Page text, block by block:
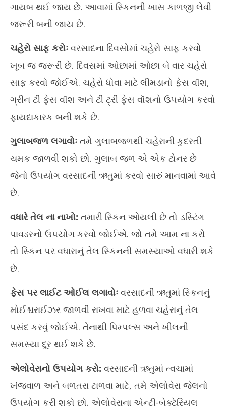
રાજ
10,
2024
ગાયબ થઈ જાય છે. આવામાં સ્કિનની ખાસ કાળજી લેવી
જરૂરી બની જાય છે.
ચહેરો સાફ કરોઃ વરસાદના દિવસોમાં ચહેરો સાફ કરવો
ખૂબ જ જરૂરી છે. દિવસમાં ઓછામાં ઓછા બે વાર ચહેરો
સાફ કરવો જોઈએ. ચહેરો ધોવા માટે લીમડાનો ફેસ વૉશ,
ગ્રીન ટી ફેસ વૉશ અને ટી ટ્રી ફેસ વૉશનો ઉપયોગ કરવો
ફાયદાકારક બની શકે છે.
ગુલાબજળ લગાવોઃ તમે ગુલાબજળથી ચહેરાની કુદરતી
ચમક જાળવી શકો છો. ગુલાબ જળ એ એક ટોનર છે
જેનો ઉપયોગ વરસાદની ઋતુમાં કરવો સારું માનવામાં આવે
છે.
વધારે તેલ ના નાખો: તમારી સ્કિન ઓયલી છે તો ડસ્ટિંગ
પાવડરનો ઉપયોગ કરવો જોઈએ. જો તમે આમ ના કરો
તો સ્કિન પર વધારાનું તેલ સ્કિનની સમસ્યાઓ વધારી શકે
છે.
ફેસ પર લાઈટ ઓઈલ લગાવોઃ વરસાદની ઋતુમાં સ્કિનનું
મોઈશ્ચરાઈઝર જાળવી રાખવા માટે હળવા ચહેરાનું તેલ
પસંદ કરવું જોઈએ. તેનાથી પિમ્પલ્સ અને ખીલની
સમસ્યા દૂર થઈ શકે છે.
એલોવેરાનો ઉપયોગ કરો: વરસાદની ઋતુમાં ત્વચામાં
ખંજવાળ અને બળતરા ટાળવા માટે, તમે એલોવેરા જેલનો
ઉપયોગ કરી શકો છો. એલોવેરાના એન્ટી-બેક્ટેરિયલ